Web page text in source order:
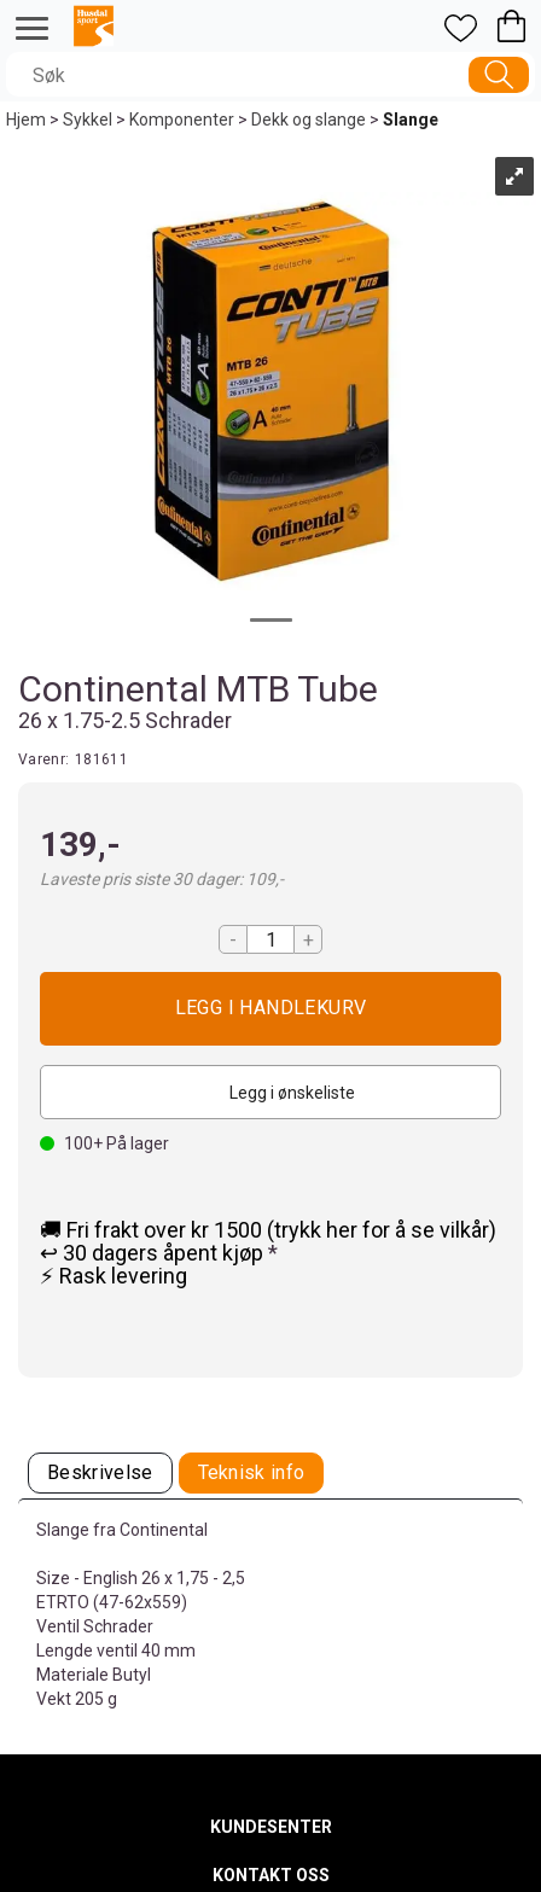
Hjem>Sykkel >Komponenter>Dekk og slange>Slange
Continental MTB Tube
26 x 1.75-2.5 Schrader
Varenr: 181611
139,-
Laveste pris siste 30 dager: 109,-
- +
Legg i ønskeliste
100+ På lager
🚚 Fri frakt over kr 1500 (trykk her for å se vilkår)
↩️ 30 dagers åpent kjøp *
⚡ Rask levering
Beskrivelse Teknisk info
Slange fra Continental
Size - English 26 x 1,75 - 2,5
ETRTO (47-62x559)
Ventil Schrader
Lengde ventil 40 mm
Materiale Butyl
Vekt 205 g
KUNDESENTER
KONTAKT OSS